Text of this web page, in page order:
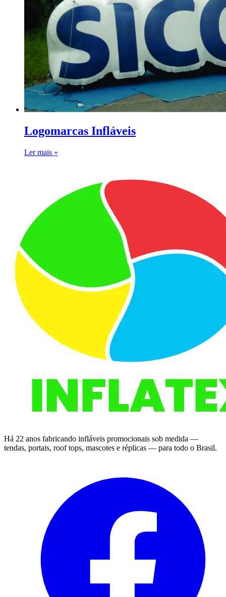
Logomarcas Infláveis
Ler mais »
Há 22 anos fabricando infláveis promocionais sob medida —
tendas, portais, roof tops, mascotes e réplicas — para todo o Brasil.